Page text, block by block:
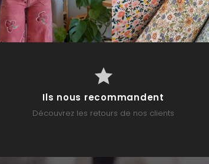
Ils nous recommandent
Découvrez les retours de nos clients